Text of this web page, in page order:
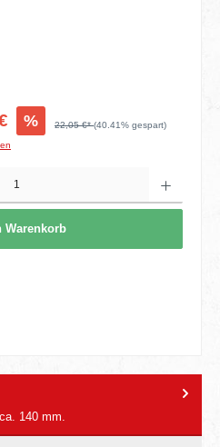
% 22,05 €*(40.41% gespart)
Warenkorb
140 mm.